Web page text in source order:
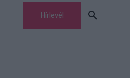
Hírlevél